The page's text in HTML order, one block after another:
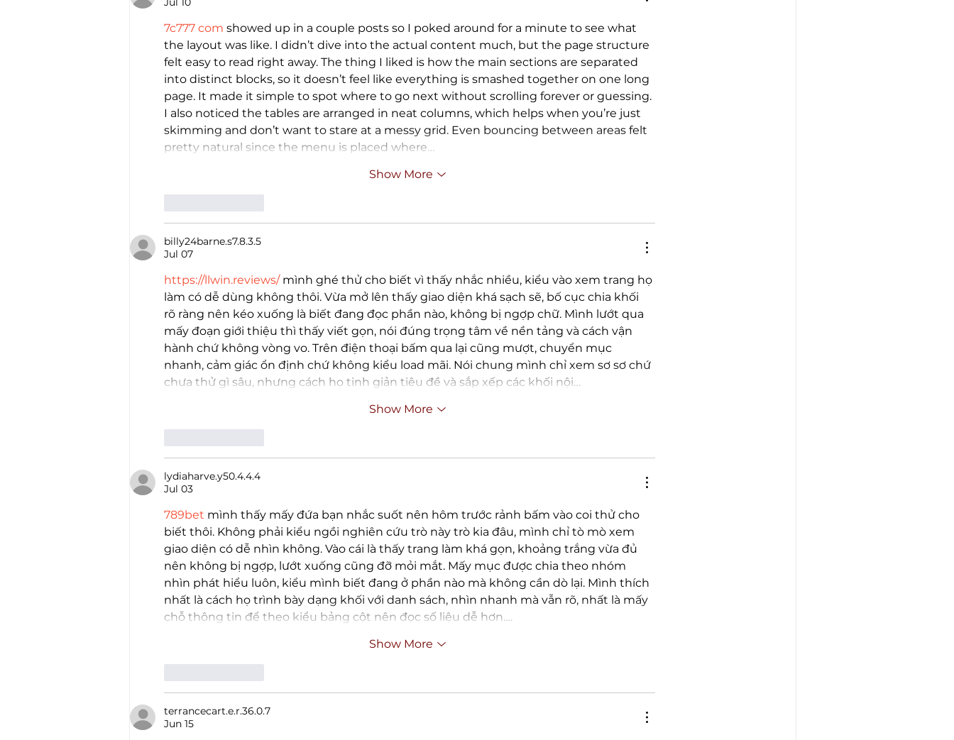
7c777 com showed up in a couple posts so I poked around for a minute to see what
the layout was like. I didn’t dive into the actual content much, but the page structure
felt easy to read right away. The thing I liked is how the main sections are separated
into distinct blocks, so it doesn’t feel like everything is smashed together on one long
page. It made it simple to spot where to go next without scrolling forever or guessing.
I also noticed the tables are arranged in neat columns, which helps when you’re just
skimming and don’t want to stare at a messy grid. Even bouncing between areas felt
pretty natural since the menu is placed where…
Show More
billy24barne.s7.8.3.5
Jul 07
https://llwin.reviews/ mình ghé thử cho biết vì thấy nhắc nhiều, kiểu vào xem trang họ
làm có dễ dùng không thôi. Vừa mở lên thấy giao diện khá sạch sẽ, bố cục chia khối
rõ ràng nên kéo xuống là biết đang đọc phần nào, không bị ngợp chữ. Mình lướt qua
mấy đoạn giới thiệu thì thấy viết gọn, nói đúng trọng tâm về nền tảng và cách vận
hành chứ không vòng vo. Trên điện thoại bấm qua lại cũng mượt, chuyển mục
nhanh, cảm giác ổn định chứ không kiểu load mãi. Nói chung mình chỉ xem sơ sơ chứ
chưa thử gì sâu, nhưng cách họ tinh giản tiêu đề và sắp xếp các khối nội…
Show More
lydiaharve.y50.4.4.4
Jul 03
789bet mình thấy mấy đứa bạn nhắc suốt nên hôm trước rảnh bấm vào coi thử cho
biết thôi. Không phải kiểu ngồi nghiên cứu trò này trò kia đâu, mình chỉ tò mò xem
giao diện có dễ nhìn không. Vào cái là thấy trang làm khá gọn, khoảng trắng vừa đủ
nên không bị ngợp, lướt xuống cũng đỡ mỏi mắt. Mấy mục được chia theo nhóm
nhìn phát hiểu luôn, kiểu mình biết đang ở phần nào mà không cần dò lại. Mình thích
nhất là cách họ trình bày dạng khối với danh sách, nhìn nhanh mà vẫn rõ, nhất là mấy
chỗ thông tin để theo kiểu bảng cột nên đọc số liệu dễ hơn.…
Show More
terrancecart.e.r.36.0.7
Jun 15